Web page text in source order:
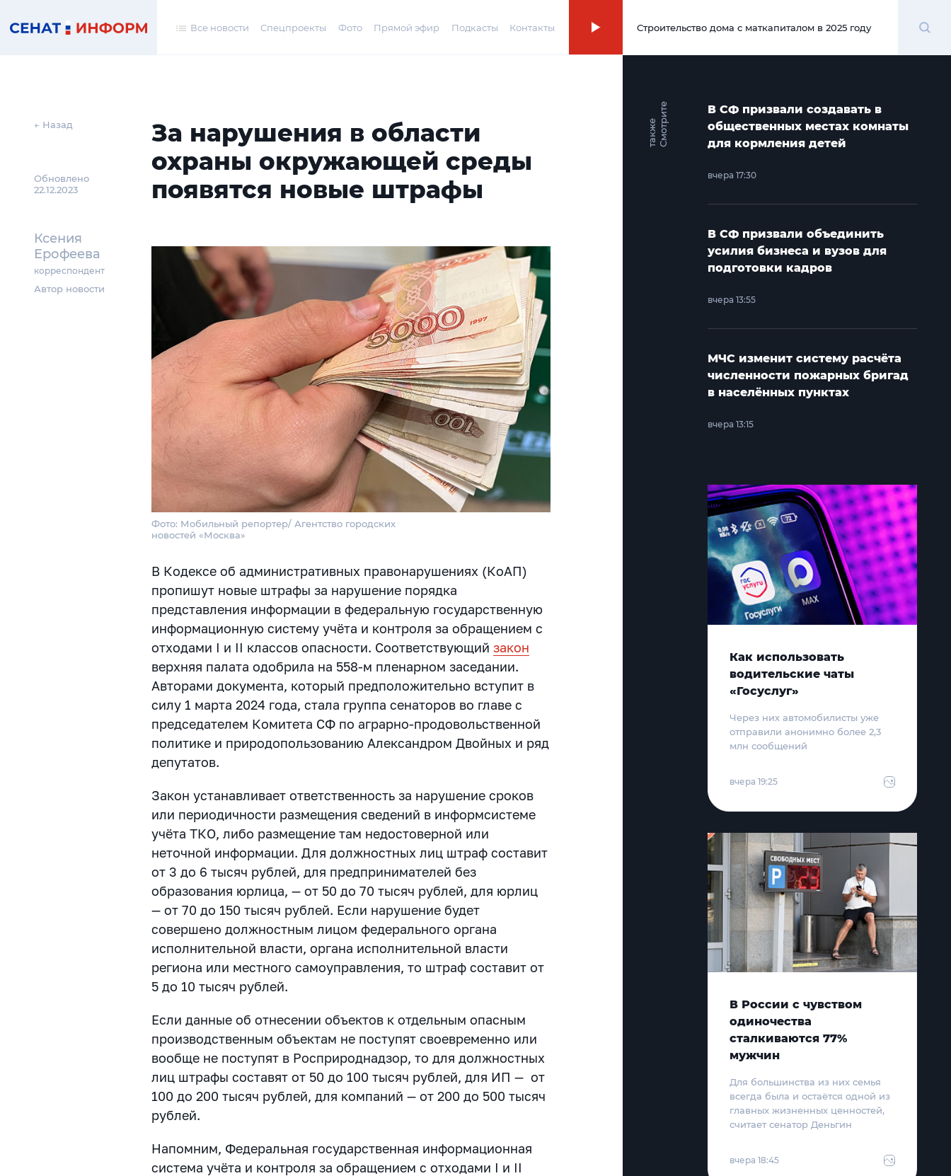
Все новости Спецпроекты Фото Прямой эфир Подкасты Контакты 00:00
Строительство дома с маткапиталом в 2025 году
← Назад
Обновлено
22.12.2023
Ксения
Ерофеева
корреспондент
Автор новости
За нарушения в области
охраны окружающей среды
появятся новые штрафы
Фото: Мобильный репортер/ Агентство городских
новостей «Москва»
В Кодексе об административных правонарушениях (КоАП)
пропишут новые штрафы за нарушение порядка
представления информации в федеральную государственную
информационную систему учёта и контроля за обращением с
отходами I и II классов опасности. Соответствующийзакон
верхняя палата одобрила на 558-м пленарном заседании.
Авторами документа, который предположительно вступит в
силу 1 марта 2024 года, стала группа сенаторов во главе с
председателем Комитета СФ по аграрно-продовольственной
политике и природопользованию Александром Двойных и ряд
депутатов.
Закон устанавливает ответственность за нарушение сроков
или периодичности размещения сведений в информсистеме
учёта ТКО, либо размещение там недостоверной или
неточной информации. Для должностных лиц штраф составит
от 3 до 6 тысяч рублей, для предпринимателей без
образования юрлица, — от 50 до 70 тысяч рублей, для юрлиц
— от 70 до 150 тысяч рублей. Если нарушение будет
совершено должностным лицом федерального органа
исполнительной власти, органа исполнительной власти
региона или местного самоуправления, то штраф составит от
5 до 10 тысяч рублей.
Если данные об отнесении объектов к отдельным опасным
производственным объектам не поступят своевременно или
вообще не поступят в Росприроднадзор, то для должностных
лиц штрафы составят от 50 до 100 тысяч рублей, для ИП — от
100 до 200 тысяч рублей, для компаний — от 200 до 500 тысяч
рублей.
Напомним, Федеральная государственная информационная
система учёта и контроля за обращением с отходами I и II
С
м
о
т
р и
т
е
т
а
к
ж
е
В СФ призвали создавать в
общественных местах комнаты
для кормления детей
вчера 17:30
В СФ призвали объединить
усилия бизнеса и вузов для
подготовки кадров
вчера 13:55
МЧС изменит систему расчёта
численности пожарных бригад
в населённых пунктах
вчера 13:15
Как использовать
водительские чаты
«Госуслуг»
Через них автомобилисты уже
отправили анонимно более 2,3
млн сообщений
вчера 19:25
В России с чувством
одиночества
сталкиваются 77%
мужчин
Для большинства из них семья
всегда была и остаётся одной из
главных жизненных ценностей,
считает сенатор Деньгин
вчера 18:45